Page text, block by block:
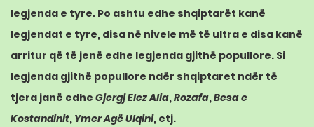
legjenda e tyre. Po ashtu edhe shqiptarët kanë
legjendat e tyre, disa në nivele më të ultra e disa kanë
arritur që të jenë edhe legjenda gjithë popullore. Si
legjenda gjithë popullore ndër shqiptaret ndër të
tjera janë edhe Gjergj Elez Alia,Rozafa,Besa e
Kostandinit, Ymer Agë Ulqini, etj.